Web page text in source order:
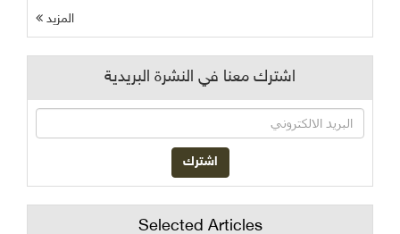
المزيد
اشترك معنا في النشرة البريدية
Selected Articles